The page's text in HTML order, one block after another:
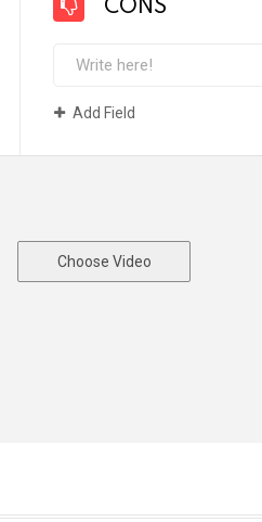
CONS
Add Field
Choose Video